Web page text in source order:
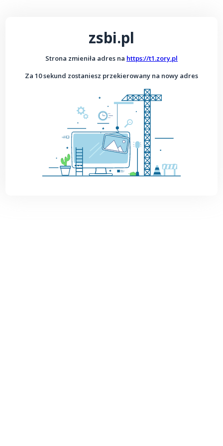
zsbi.pl
Strona zmieniła adres na https://t1.zory.pl
Za 10 sekund zostaniesz przekierowany na nowy adres